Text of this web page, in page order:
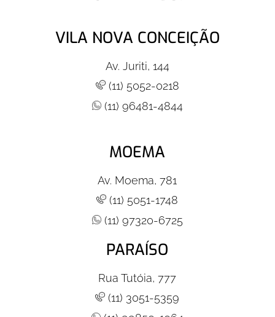
VILA NOVA CONCEIÇÃO
Av. Juriti, 144
(11) 5052-0218
(11) 96481-4844
MOEMA
Av. Moema, 781
(11) 5051-1748
(11) 97320-6725
PARAÍSO
Rua Tutóia, 777
(11) 3051-5359